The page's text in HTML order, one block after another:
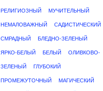
РЕЛИГИОЗНЫЙ МУЧИТЕЛЬНЫЙ
НЕМАЛОВАЖНЫЙ САДИСТИЧЕСКИЙ
СМРАДНЫЙ БЛЕДНО-ЗЕЛЕНЫЙ
ЯРКО-БЕЛЫЙ БЕЛЫЙ ОЛИВКОВО-
ЗЕЛЕНЫЙ ГЛУБОКИЙ
ПРОМЕЖУТОЧНЫЙ МАГИЧЕСКИЙ